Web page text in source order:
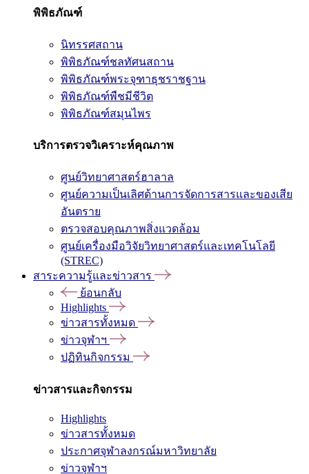
พิพิธภัณฑ์
นิทรรศสถาน
พิพิธภัณฑ์ชลทัศนสถาน
พิพิธภัณฑ์พระจุฑาธุชราชฐาน
พิพิธภัณฑ์พืชมีชีวิต
พิพิธภัณฑ์สมุนไพร
บริการตรวจวิเคราะห์คุณภาพ
ศูนย์วิทยาศาสตร์ฮาลาล
ศูนย์ความเป็นเลิศด้านการจัดการสารและของเสีย
อันตราย
ตรวจสอบคุณภาพสิ่งแวดล้อม
ศูนย์เครื่องมือวิจัยวิทยาศาสตร์และเทคโนโลยี
(STREC)
สาระความรู้และข่าวสาร
ย้อนกลับ
Highlights
ข่าวสารทั้งหมด
ข่าวจุฬาฯ
ปฏิทินกิจกรรม
ข่าวสารและกิจกรรม
Highlights
ข่าวสารทั้งหมด
ประกาศจุฬาลงกรณ์มหาวิทยาลัย
ข่าวจุฬาฯ